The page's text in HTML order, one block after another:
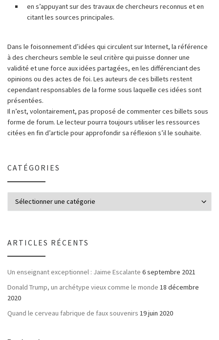
en s’appuyant sur des travaux de chercheurs reconnus et en
citant les sources principales.
Dans le foisonnement d’idées qui circulent sur Internet, la référence
à des chercheurs semble le seul critère qui puisse donner une
validité et une force aux idées partagées, en les différenciant des
opinions ou des actes de foi. Les auteurs de ces billets restent
cependant responsables de la forme sous laquelle ces idées sont
présentées.
Il n’est, volontairement, pas proposé de commenter ces billets sous
forme de forum. Le lecteur pourra toujours utiliser les ressources
citées en fin d’article pour approfondir sa réflexion s’il le souhaite.
CATÉGORIES
ARTICLES RÉCENTS
Un enseignant exceptionnel : Jaime Escalante 6 septembre 2021
Donald Trump, un archétype vieux comme le monde 18 décembre
2020
Quand le cerveau fabrique de faux souvenirs 19 juin 2020